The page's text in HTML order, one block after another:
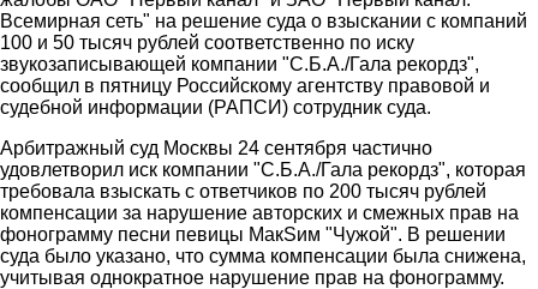
Всемирная сеть" на решение суда о взыскании с компаний
100 и 50 тысяч рублей соответственно по иску
звукозаписывающей компании "С.Б.А./Гала рекордз",
сообщил в пятницу Российскому агентству правовой и
судебной информации (РАПСИ) сотрудник суда.
Арбитражный суд Москвы 24 сентября частично
удовлетворил иск компании "С.Б.А./Гала рекордз", которая
требовала взыскать с ответчиков по 200 тысяч рублей
компенсации за нарушение авторских и смежных прав на
фонограмму песни певицы МакSим "Чужой". В решении
суда было указано, что сумма компенсации была снижена,
учитывая однократное нарушение прав на фонограмму.